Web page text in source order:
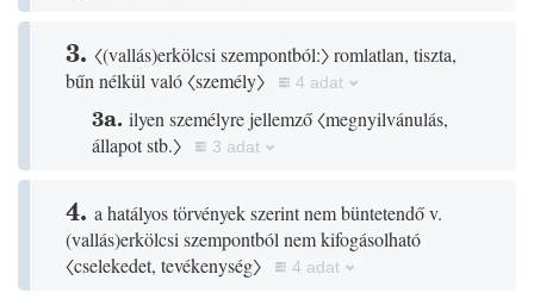
3. 〈(vallás)erkölcsi szempontból:〉romlatlan, tiszta,
bűn nélkül való〈személy〉 4 adat
3a. ilyen személyre jellemző〈megnyilvánulás,
állapot stb.〉
3 adat
4. a hatályos törvények szerint nem büntetendő v.
(vallás)erkölcsi szempontból nem kifogásolható
〈cselekedet, tevékenység〉
4 adat